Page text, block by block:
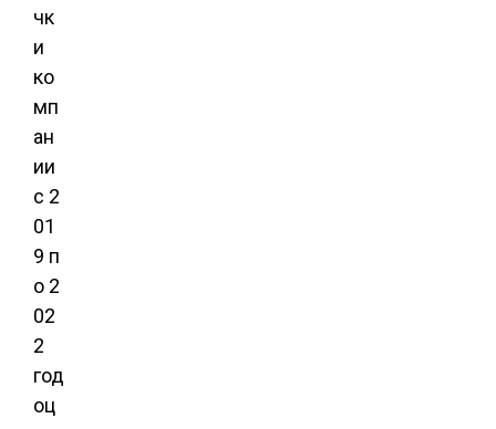
чк
и
ко
мп
ан
ии
с 2
01
9 п
о 2
02
2
год
оц